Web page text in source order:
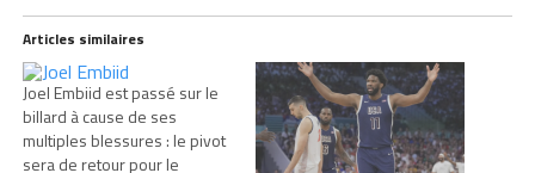
Articles similaires
Joel Embiid est passé sur le
billard à cause de ses
multiples blessures : le pivot
sera de retour pour le